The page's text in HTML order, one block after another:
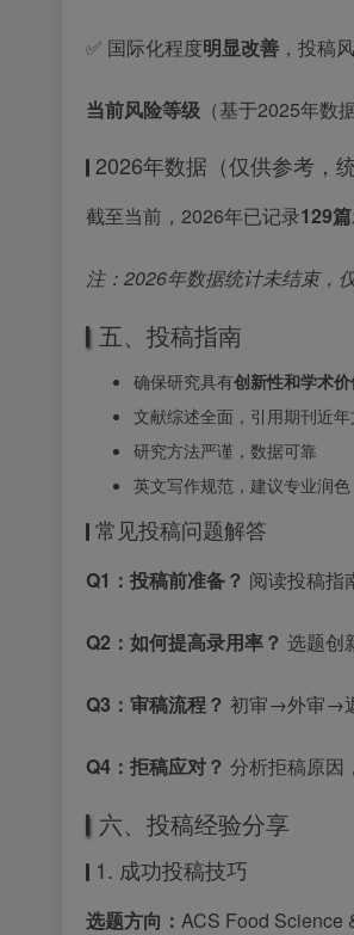
✅ 国际化程度明显改善 ，投稿
当前风险等级 （基于2025年数
2026年数据（仅供参考，
截至当前，2026年已记录129篇
注：2026年数据统计未结束，
五、投稿指南
确保研究具有创新性和学术
文献综述全面，引用期刊近
研究方法严谨，数据可靠
英文写作规范，建议专业润色
常见投稿问题解答
Q1：投稿前准备？ 阅读投稿指
Q2：如何提高录用率？ 选题创
Q3：审稿流程？ 初审→外审→
Q4：拒稿应对？ 分析拒稿原因
六、投稿经验分享
1. 成功投稿技巧
选题方向： ACS Food Science